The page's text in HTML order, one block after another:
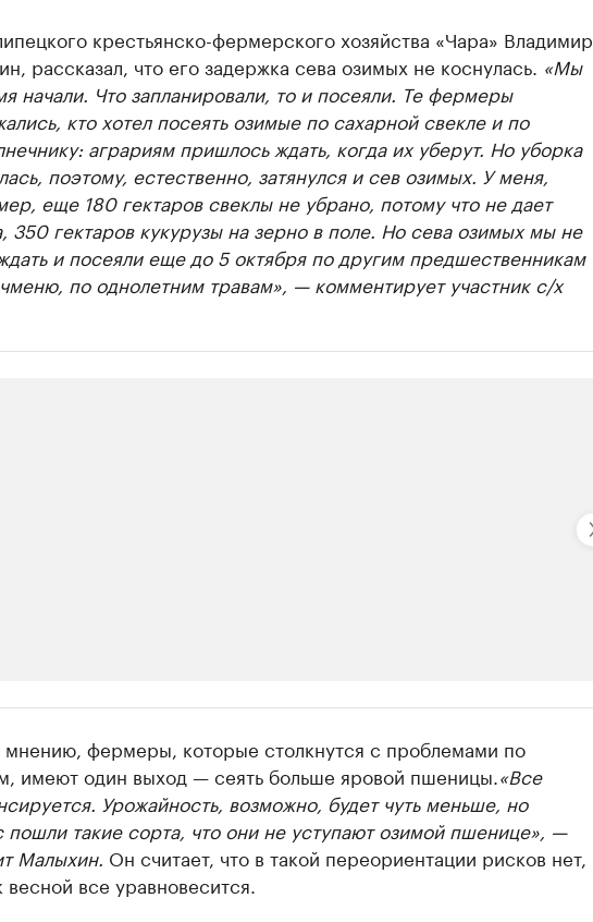
крестьянско-фермерского хозяйства «Чара» Владимир
рассказал, что его задержка сева озимых не коснулась. «Мы
начали. Что запланировали, то и посеяли. Те фермеры
кто хотел посеять озимые по сахарной свекле и по
аграриям пришлось ждать, когда их уберут. Но уборка
поэтому, естественно, затянулся и сев озимых. У меня,
еще 180 гектаров свеклы не убрано, потому что не дает
350 гектаров кукурузы на зерно в поле. Но сева озимых мы не
и посеяли еще до 5 октября по другим предшественникам
по однолетним травам», — комментирует участник с/х
новостями бизнеса на РБК
страницей компании и развивайте личные бренды спикеров бизнеса
мнению, фермеры, которые столкнутся с проблемами по
имеют один выход — сеять больше яровой пшеницы. «Все
Урожайность, возможно, будет чуть меньше, но
пошли такие сорта, что они не уступают озимой пшенице», —
Малыхин. Он считает, что в такой переориентации рисков нет,
весной все уравновесится.